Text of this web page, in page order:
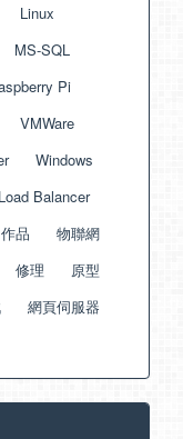
Linux
MS-SQL
Pi
VMWare
Windows
Balancer
作品
物聯網
修理
原型
網頁伺服器